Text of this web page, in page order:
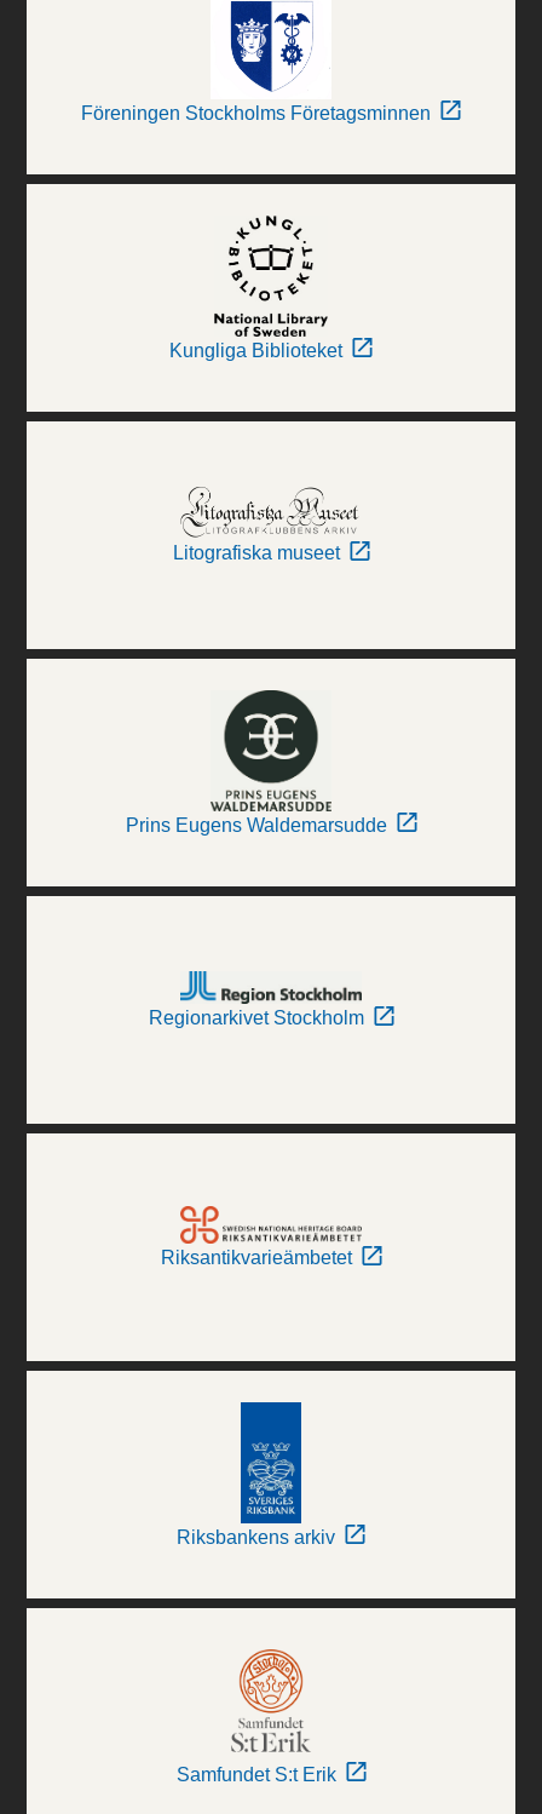
Föreningen Stockholms Företagsminnen
Kungliga Biblioteket
Litografiska museet
Prins Eugens Waldemarsudde
Regionarkivet Stockholm
Riksantikvarieämbetet
Riksbankens arkiv
Samfundet S:t Erik